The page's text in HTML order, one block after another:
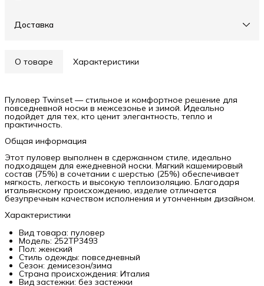
Доставка
О товаре Характеристики
Пуловер Twinset — стильное и комфортное решение для
повседневной носки в межсезонье и зимой. Идеально
подойдет для тех, кто ценит элегантность, тепло и
практичность.
Общая информация
Этот пуловер выполнен в сдержанном стиле, идеально
подходящем для ежедневной носки. Мягкий кашемировый
состав (75%) в сочетании с шерстью (25%) обеспечивает
мягкость, легкость и высокую теплоизоляцию. Благодаря
итальянскому происхождению, изделие отличается
безупречным качеством исполнения и утонченным дизайном.
Характеристики
Вид товара: пуловер
Модель: 252TP3493
Пол: женский
Стиль одежды: повседневный
Сезон: демисезон/зима
Страна происхождения: Италия
Вид застежки: без застежки